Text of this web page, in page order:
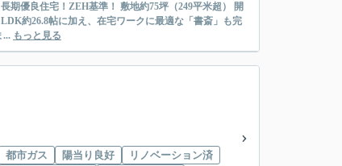
... もっと見る
都市ガス 陽当り良好
リノベーション済